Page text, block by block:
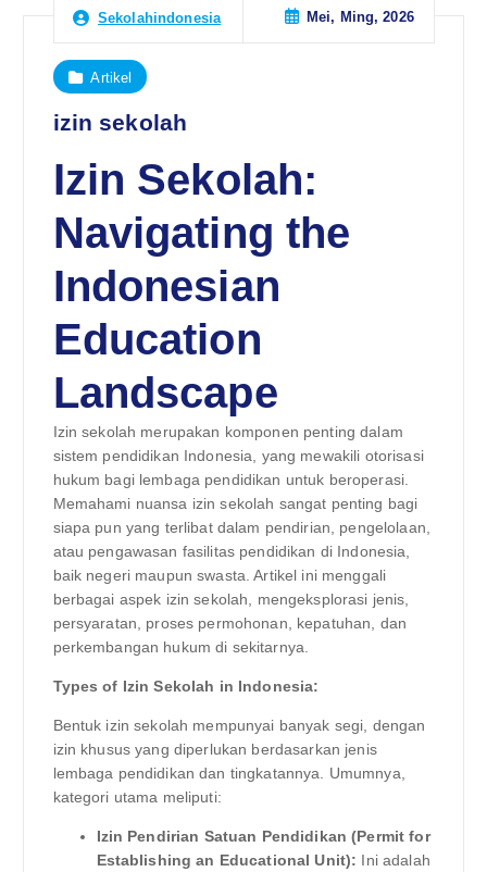
Sekolahindonesia Mei, Ming, 2026
Artikel
izin sekolah
Izin Sekolah:
Navigating the
Indonesian
Education
Landscape
Izin sekolah merupakan komponen penting dalam
sistem pendidikan Indonesia, yang mewakili otorisasi
hukum bagi lembaga pendidikan untuk beroperasi.
Memahami nuansa izin sekolah sangat penting bagi
siapa pun yang terlibat dalam pendirian, pengelolaan,
atau pengawasan fasilitas pendidikan di Indonesia,
baik negeri maupun swasta. Artikel ini menggali
berbagai aspek izin sekolah, mengeksplorasi jenis,
persyaratan, proses permohonan, kepatuhan, dan
perkembangan hukum di sekitarnya.
Types of Izin Sekolah in Indonesia:
Bentuk izin sekolah mempunyai banyak segi, dengan
izin khusus yang diperlukan berdasarkan jenis
lembaga pendidikan dan tingkatannya. Umumnya,
kategori utama meliputi:
Izin Pendirian Satuan Pendidikan (Permit for
Establishing an Educational Unit): Ini adalah